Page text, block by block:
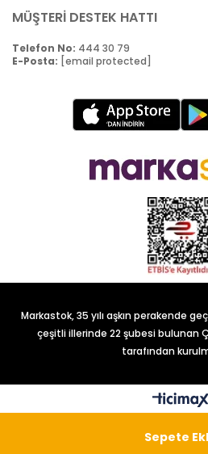
MÜŞTERİ DESTEK HATTI
Telefon No: 444 30 79
E-Posta: [email protected]
Markastok, 35 yılı aşkın perakende
çeşitli illerinde 22 şubesi bulunan
tarafından